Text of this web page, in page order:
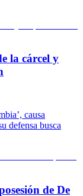
la cárcel y
causa
defensa busca
de De